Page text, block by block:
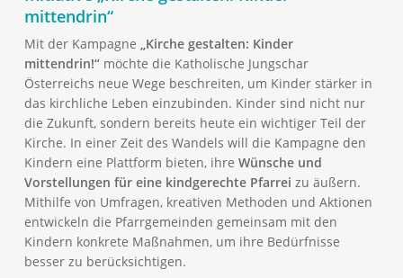
mittendrin“
Mit der Kampagne „Kirche gestalten: Kinder
mittendrin!“möchte die Katholische Jungschar
Österreichs neue Wege beschreiten, um Kinder stärker in
das kirchliche Leben einzubinden. Kinder sind nicht nur
die Zukunft, sondern bereits heute ein wichtiger Teil der
Kirche. In einer Zeit des Wandels will die Kampagne den
Kindern eine Plattform bieten, ihre Wünsche und
Vorstellungen für eine kindgerechte Pfarrei zu äußern.
Mithilfe von Umfragen, kreativen Methoden und Aktionen
entwickeln die Pfarrgemeinden gemeinsam mit den
Kindern konkrete Maßnahmen, um ihre Bedürfnisse
besser zu berücksichtigen.